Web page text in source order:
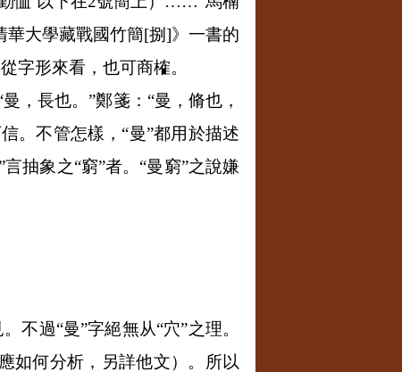
大學藏戰國竹簡[捌]》一書的
字形來看，也可商榷。
，長也。”鄭箋：“曼，脩也，
。不管怎樣，“曼”都用於描述
抽象之“窮”者。“曼窮”之說嫌
不過“曼”字絕無从“穴”之理。
如何分析，另詳他文）。所以